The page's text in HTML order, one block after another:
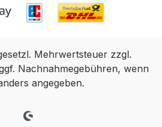
Mehrwertsteuer zzgl.
Nachnahmegebühren, wenn
angegeben.